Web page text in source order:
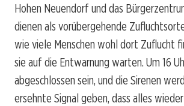
Hohen Neuendorf und das
dienen als vorübergehende
wie viele Menschen wohl dort Zuflucht
sie auf die Entwarnung warten. Um 16
abgeschlossen sein, und die Sirenen
ersehnte Signal geben, dass alles